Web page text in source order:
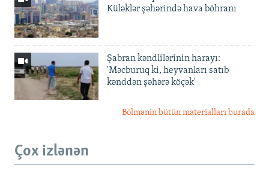
Küləklər şəhərində hava böhranı
Şabran kəndlilərinin harayı:
'Məcburuq ki, heyvanları satıb
kənddən şəhərə köçək'
Bölmənin bütün materialları burada
Çox izlənən